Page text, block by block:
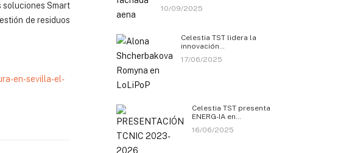
soluciones Smart
de residuos
en-sevilla-el-
10/09/2025
Celestia TST lidera la
innovación…
17/06/2025
Celestia TST presenta
ENERG-IA en…
16/06/2025